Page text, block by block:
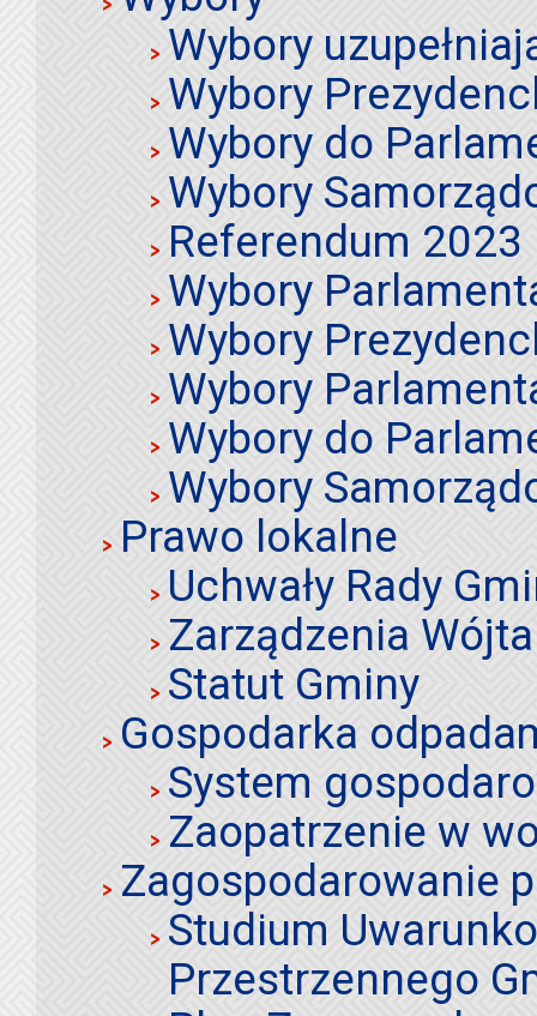
Wybory
Wybory
Wybory do
Wybory
Referendum 2023
Wybory
Wybory
Wybory
Wybory do
Wybory
Prawo lokalne
Uchwały Rady
Zarządzenia Wójta
Statut Gminy
Gospodarka
System
Zaopatrzenie w
Zagospodarowanie
Studium
Przestrzennego